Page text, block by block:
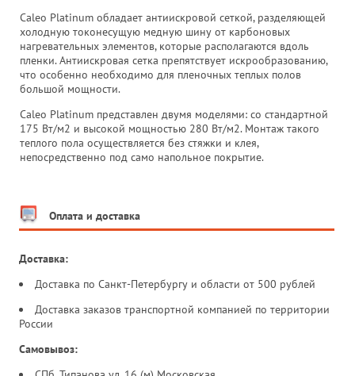
Caleo Platinum обладает антиискровой сеткой, разделяющей
холодную токонесущую медную шину от карбоновых
нагревательных элементов, которые располагаются вдоль
пленки. Антиискровая сетка препятствует искрообразованию,
что особенно необходимо для пленочных теплых полов
большой мощности.
Caleo Platinum представлен двумя моделями: со стандартной
175 Вт/м2 и высокой мощностью 280 Вт/м2. Монтаж такого
теплого пола осуществляется без стяжки и клея,
непосредственно под само напольное покрытие.
Оплата и доставка
Доставка:
Доставка по Санкт-Петербургу и области от 500 рублей
Доставка заказов транспортной компанией по территории
России
Самовывоз: